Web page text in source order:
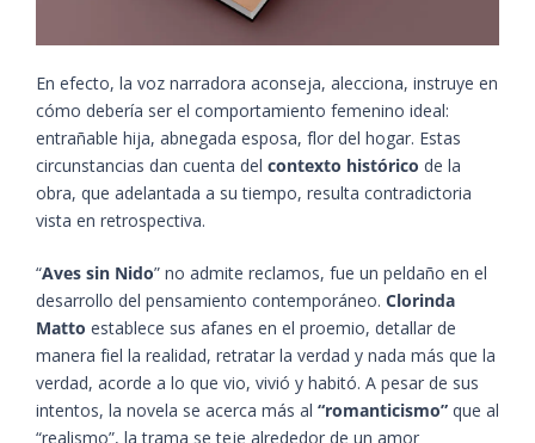
En efecto, la voz narradora aconseja, alecciona, instruye en
cómo debería ser el comportamiento femenino ideal:
entrañable hija, abnegada esposa, flor del hogar. Estas
circunstancias dan cuenta del contexto histórico de la
obra, que adelantada a su tiempo, resulta contradictoria
vista en retrospectiva.
“Aves sin Nido” no admite reclamos, fue un peldaño en el
desarrollo del pensamiento contemporáneo. Clorinda
Matto establece sus afanes en el proemio, detallar de
manera fiel la realidad, retratar la verdad y nada más que la
verdad, acorde a lo que vio, vivió y habitó. A pesar de sus
intentos, la novela se acerca más al “romanticismo” que al
“realismo”, la trama se teje alrededor de un amor